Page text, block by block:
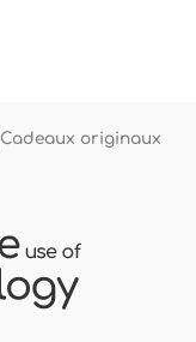
Cadeaux originaux